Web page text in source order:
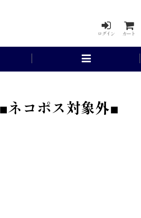
ログイン カート
ネコポス対象外■